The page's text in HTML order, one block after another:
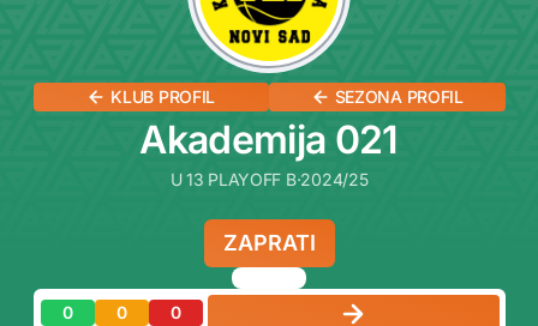
KLUB PROFIL SEZONA PROFIL
Akademija 021
U 13 PLAYOFF B·2024/25
ZAPRATI
0 0 0